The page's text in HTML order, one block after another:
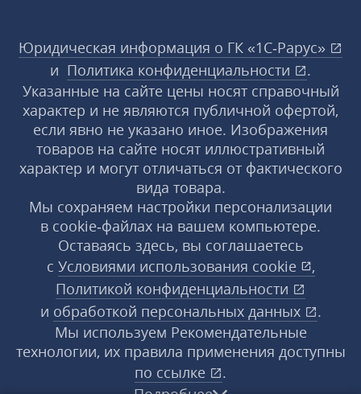
Юридическая информация о ГК «1С‑Рарус»
и Политика конфиденциальности
.
Указанные на сайте цены носят справочный
характер и не являются публичной офертой,
если явно не указано иное. Изображения
товаров на сайте носят иллюстративный
характер и могут отличаться от фактического
вида товара.
Мы сохраняем настройки персонализации
в cookie‑файлах на вашем компьютере.
Оставаясь здесь, вы соглашаетесь
с Условиями использования cookie
,
Политикой конфиденциальности
и обработкой персональных данных
.
Мы используем Рекомендательные
технологии, их правила применения доступны
по ссылке
.